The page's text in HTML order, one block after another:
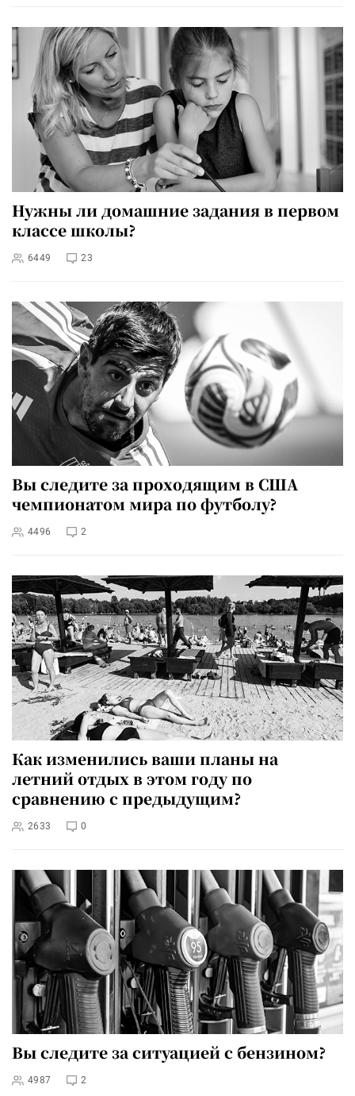
Нужны ли домашние задания в первом
классе школы?
6449 23
Вы следите за проходящим в США
чемпионатом мира по футболу?
4496 2
Как изменились ваши планы на
летний отдых в этом году по
сравнению с предыдущим?
2633 0
Вы следите за ситуацией с бензином?
4987 2